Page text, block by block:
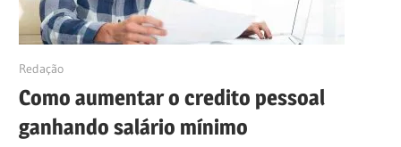
24/07/2019
Redação
Como aumentar o credito pessoal
ganhando salário mínimo